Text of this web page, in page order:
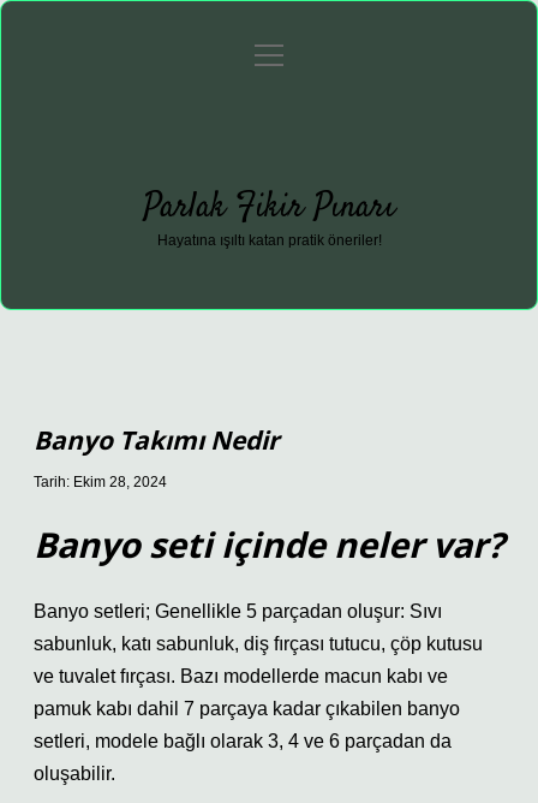
Gizlilik Politikası
menüyü
Parlak Fikir Pınarı
Hayatına ışıltı katan pratik öneriler!
Banyo Takımı Nedir
Tarih: Ekim 28, 2024
Banyo seti içinde neler var?
Banyo setleri; Genellikle 5 parçadan oluşur: Sıvı
sabunluk, katı sabunluk, diş fırçası tutucu, çöp kutusu
ve tuvalet fırçası. Bazı modellerde macun kabı ve
pamuk kabı dahil 7 parçaya kadar çıkabilen banyo
setleri, modele bağlı olarak 3, 4 ve 6 parçadan da
oluşabilir.